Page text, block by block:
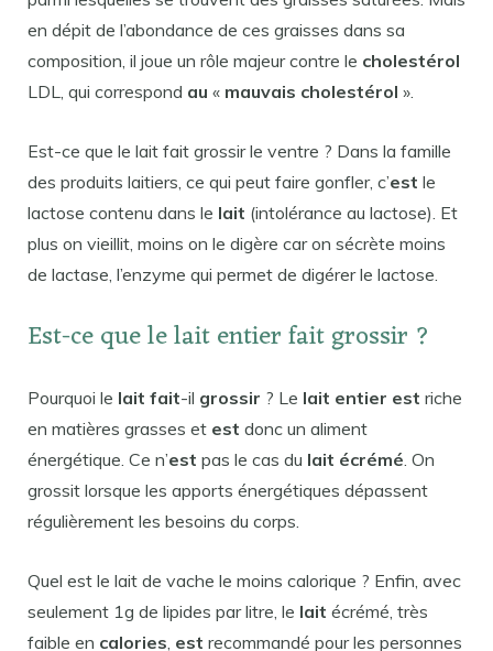
en dépit de l’abondance de ces graisses dans sa
composition, il joue un rôle majeur contre le cholestérol
LDL, qui correspond au « mauvais cholestérol ».
Est-ce que le lait fait grossir le ventre ? Dans la famille
des produits laitiers, ce qui peut faire gonfler, c’est le
lactose contenu dans le lait (intolérance au lactose). Et
plus on vieillit, moins on le digère car on sécrète moins
de lactase, l’enzyme qui permet de digérer le lactose.
Est-ce que le lait entier fait grossir ?
Pourquoi le lait fait-il grossir ? Le lait entier est riche
en matières grasses et est donc un aliment
énergétique. Ce n’est pas le cas du lait écrémé. On
grossit lorsque les apports énergétiques dépassent
régulièrement les besoins du corps.
Quel est le lait de vache le moins calorique ? Enfin, avec
seulement 1g de lipides par litre, le lait écrémé, très
faible en calories, est recommandé pour les personnes